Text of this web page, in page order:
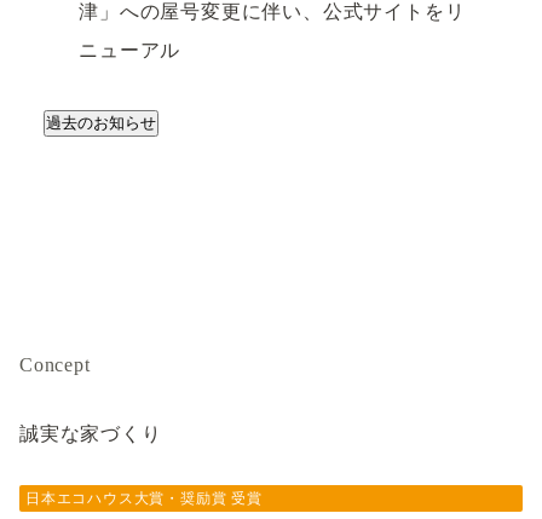
津」への屋号変更に伴い、公式サイトをリ
ニューアル
過去のお知らせ
Concept
誠実な家づくり
日本エコハウス大賞・奨励賞 受賞